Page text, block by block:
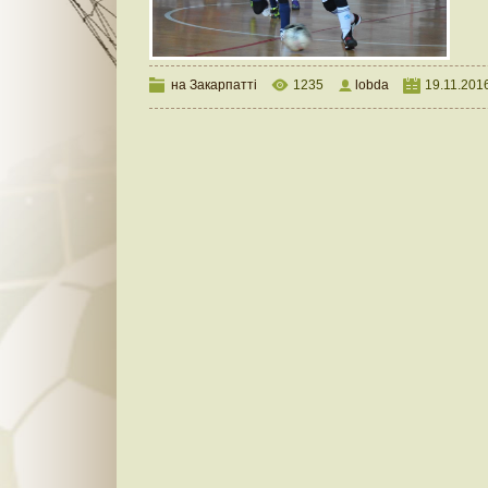
на Закарпатті 1235 lobda